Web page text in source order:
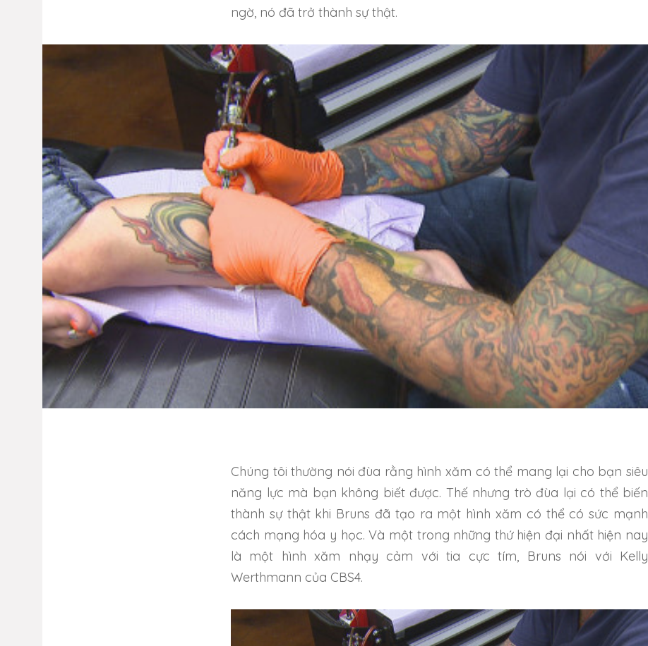
ngờ, nó đã trở thành sự thật.
Chúng tôi thường nói đùa rằng hình xăm có thể mang lại cho bạn siêu
năng lực mà bạn không biết được. Thế nhưng trò đùa lại có thể biến
thành sự thật khi Bruns đã tạo ra một hình xăm có thể có sức mạnh
cách mạng hóa y học. Và một trong những thứ hiện đại nhất hiện nay
là một hình xăm nhạy cảm với tia cực tím,
Bruns nói với Kelly
Werthmann của CBS4.